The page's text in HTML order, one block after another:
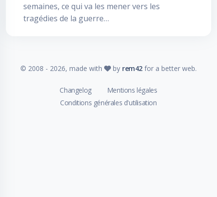
semaines, ce qui va les mener vers les
tragédies de la guerre…
© 2008 - 2026, made with by rem42 for a better web.
Changelog
Mentions légales
Conditions générales d'utilisation